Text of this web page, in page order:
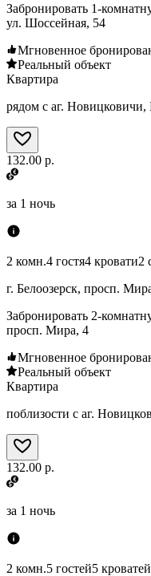
Забронировать 1-
ул. Шоссейная, 54
Мгновенное
Реальный объект
Квартира
рядом с аг. Новицковичи,
132.00 р.
за 1 ночь
2 комн.4 гостя4 кровати2
г. Белоозерск, просп.
Забронировать 2-
просп. Мира, 4
Мгновенное
Реальный объект
Квартира
поблизости с аг.
132.00 р.
за 1 ночь
2 комн.5 гостей5 кроватей